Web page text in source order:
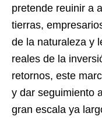
pretende reuinir a
tierras,
de la naturaleza y
reales de la
retornos, este
y dar seguimiento
gran escala ya